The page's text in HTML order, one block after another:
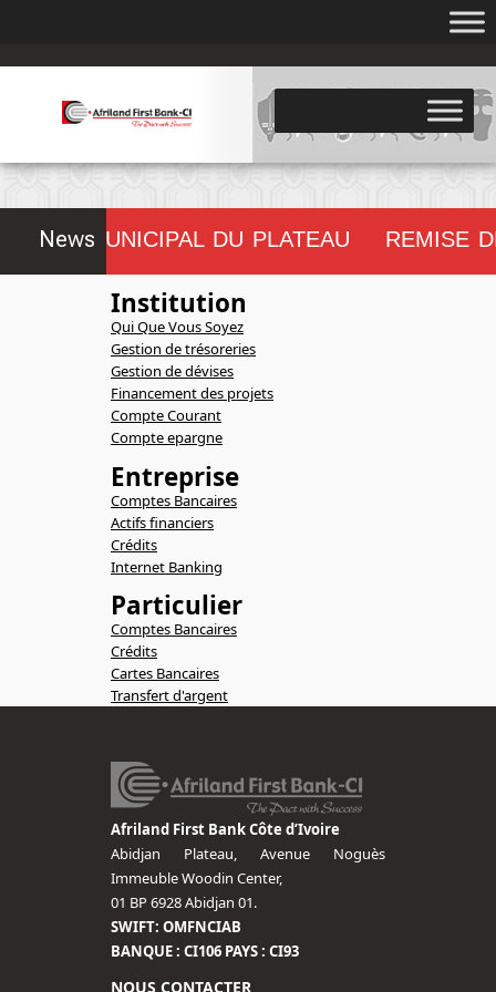
NewsMUNICIPAL DU PLATEAU!!!!!!!! REMISE
Institution
Qui Que Vous Soyez
Gestion de trésoreries
Gestion de dévises
Financement des projets
Compte Courant
Compte epargne
Entreprise
Comptes Bancaires
Actifs financiers
Crédits
Internet Banking
Particulier
Comptes Bancaires
Crédits
Cartes Bancaires
Transfert d'argent
Afriland First Bank Côte d’Ivoire
Abidjan Plateau, Avenue Noguès
Immeuble Woodin Center,
01 BP 6928 Abidjan 01.
SWIFT: OMFNCIAB
BANQUE : CI106 PAYS : CI93
NOUS CONTACTER